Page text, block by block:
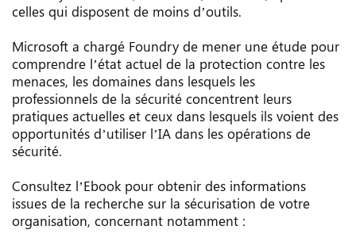
celles qui disposent de moins d’outils.
Microsoft a chargé Foundry de mener une étude pour
comprendre l’état actuel de la protection contre les
menaces, les domaines dans lesquels les
professionnels de la sécurité concentrent leurs
pratiques actuelles et ceux dans lesquels ils voient des
opportunités d’utiliser l’IA dans les opérations de
sécurité.
Consultez l’Ebook pour obtenir des informations
issues de la recherche sur la sécurisation de votre
organisation, concernant notamment :